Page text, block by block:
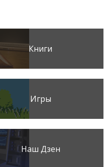
Книги
Игры
Наш Дзен